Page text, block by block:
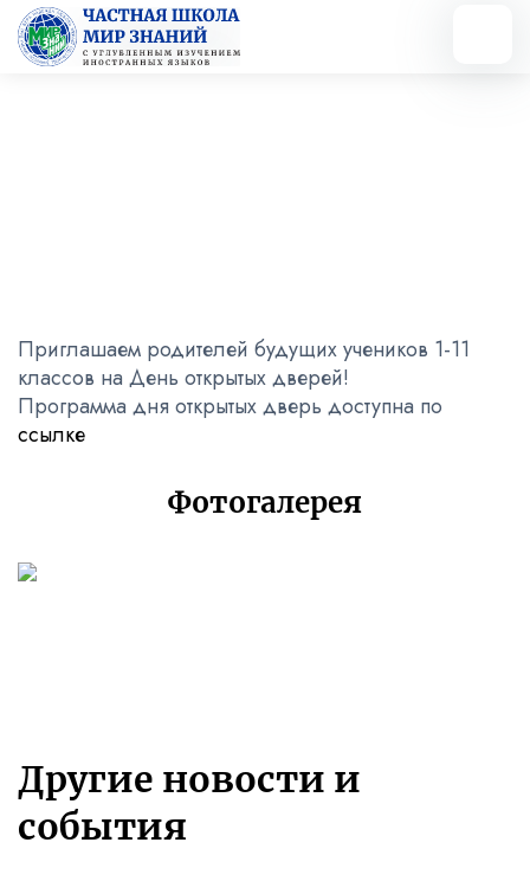
Приглашаем родителей будущих учеников 1-11
классов на День открытых дверей!
Программа дня открытых дверь доступна по
ссылке
Фотогалерея
Другие новости и
события